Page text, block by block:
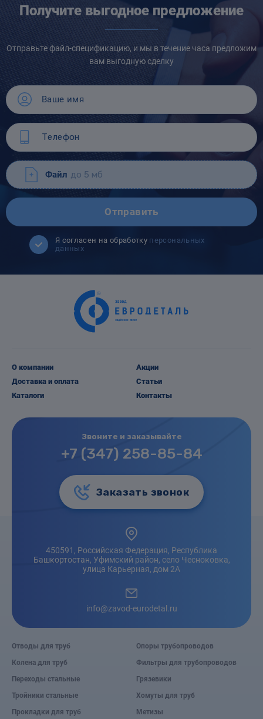
Получите выгодное предложение
Отправьте файл-спецификацию, и мы в течение часа предложим
вам выгодную сделку
Файл до 5 мб
Отправить
Я согласен на обработку персональных
данных
О компании
Доставка и оплата
Каталоги
Акции
Статьи
Контакты
Звоните и заказывайте
+7 (347) 258-85-84
Заказать звонок
450591, Российская Федерация, Республика
Башкортостан, Уфимский район, село Чесноковка,
улица Карьерная, дом 2А
info@zavod-eurodetal.ru
Отводы для труб
Колена для труб
Переходы стальные
Тройники стальные
Прокладки для труб
Опоры трубопроводов
Фильтры для трубопроводов
Грязевики
Хомуты для труб
Метизы